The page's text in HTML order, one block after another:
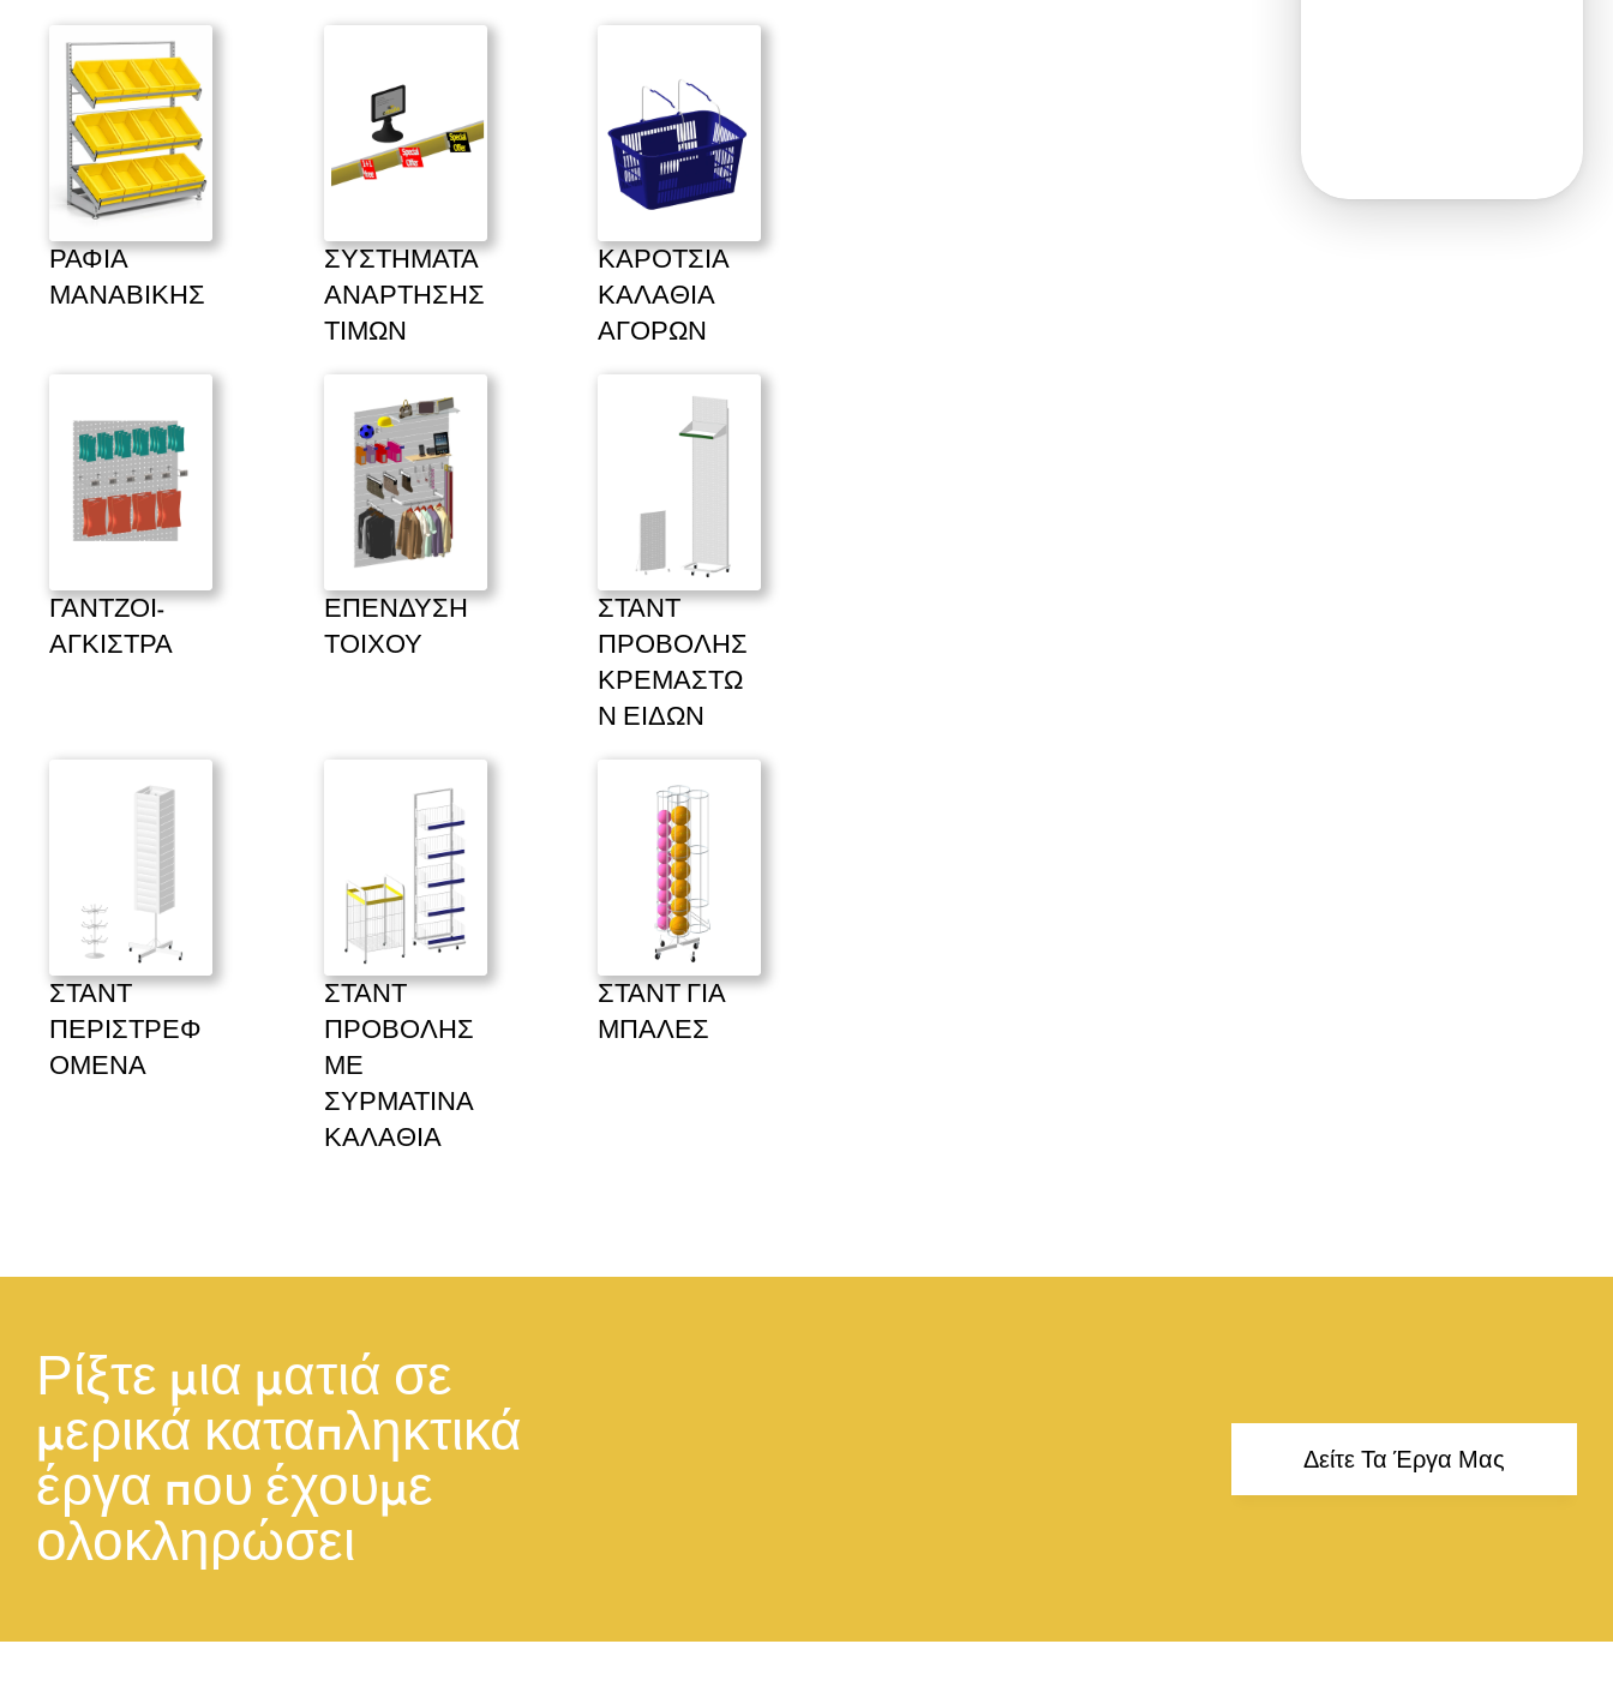
ΡΑΦΙΑ
ΜΑΝΑΒΙΚΗΣ
ΣΥΣΤΗΜΑΤΑ
ΑΝΑΡΤΗΣΗΣ
ΤΙΜΩΝ
ΚΑΡΟΤΣΙΑ
ΚΑΛΑΘΙΑ
ΑΓΟΡΩΝ
ΓΑΝΤΖΟΙ-
ΑΓΚΙΣΤΡΑ
ΕΠΕΝΔΥΣΗ
ΤΟΙΧΟΥ
ΣΤΑΝΤ
ΠΡΟΒΟΛΗΣ
ΚΡΕΜΑΣΤΩ
Ν ΕΙΔΩΝ
ΣΤΑΝΤ
ΠΕΡΙΣΤΡΕΦ
ΟΜΕΝΑ
ΣΤΑΝΤ
ΠΡΟΒΟΛΗΣ
ΜΕ
ΣΥΡΜΑΤΙΝΑ
ΚΑΛΑΘΙΑ
ΣΤΑΝΤ ΓΙΑ
ΜΠΑΛΕΣ
Ρίξτε μια ματιά σε
μερικά καταπληκτικά
έργα που έχουμε
ολοκληρώσει
Δείτε Τα Έργα Μας